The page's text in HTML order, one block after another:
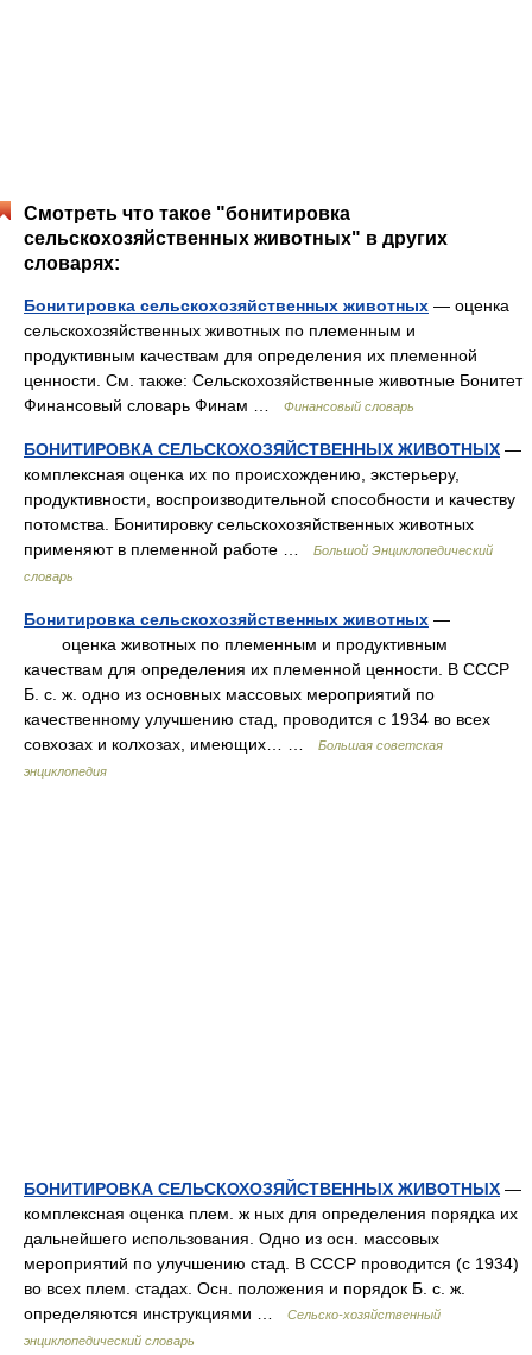
Смотреть что такое "бонитировка
сельскохозяйственных животных" в других
словарях:
Бонитировка сельскохозяйственных животных — оценка
сельскохозяйственных животных по племенным и
продуктивным качествам для определения их племенной
ценности. См. также: Сельскохозяйственные животные Бонитет
Финансовый словарь Финам …
Финансовый словарь
БОНИТИРОВКА СЕЛЬСКОХОЗЯЙСТВЕННЫХ ЖИВОТНЫХ —
комплексная оценка их по происхождению, экстерьеру,
продуктивности, воспроизводительной способности и качеству
потомства. Бонитировку сельскохозяйственных животных
применяют в племенной работе …
Большой Энциклопедический
словарь
Бонитировка сельскохозяйственных животных —
оценка животных по племенным и продуктивным
качествам для определения их племенной ценности. В СССР
Б. с. ж. одно из основных массовых мероприятий по
качественному улучшению стад, проводится с 1934 во всех
совхозах и колхозах, имеющих… …
Большая советская
энциклопедия
БОНИТИРОВКА СЕЛЬСКОХОЗЯЙСТВЕННЫХ ЖИВОТНЫХ —
комплексная оценка плем. ж ных для определения порядка их
дальнейшего использования. Одно из осн. массовых
мероприятий по улучшению стад. В СССР проводится (с 1934)
во всех плем. стадах. Осн. положения и порядок Б. с. ж.
определяются инструкциями …
Сельско-хозяйственный
энциклопедический словарь